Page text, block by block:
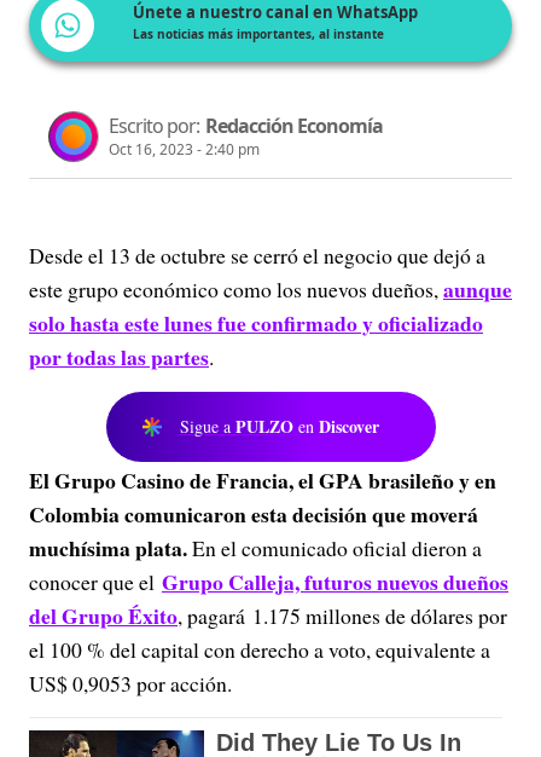
Únete a nuestro canal en WhatsApp
Las noticias más importantes, al instante
Escrito por: Redacción Economía
Oct 16, 2023 - 2:40 pm
Desde el 13 de octubre se cerró el negocio que dejó a
este grupo económico como los nuevos dueños,aunque
solo hasta este lunes fue confirmado y oficializado
por todas las partes.
Sigue a PULZO en Discover
El Grupo Casino de Francia, el GPA brasileño y en
Colombia comunicaron esta decisión que moverá
muchísima plata.En el comunicado oficial dieron a
conocer que el Grupo Calleja, futuros nuevos dueños
del Grupo Éxito, pagará 1.175 millones de dólares por
el 100 % del capital con derecho a voto, equivalente a
US$ 0,9053 por acción.